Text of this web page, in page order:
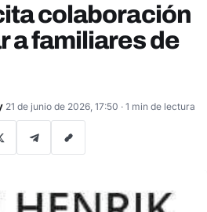
colaboración
a familiares de
21 de junio de 2026, 17:50 · 1 min de lectura